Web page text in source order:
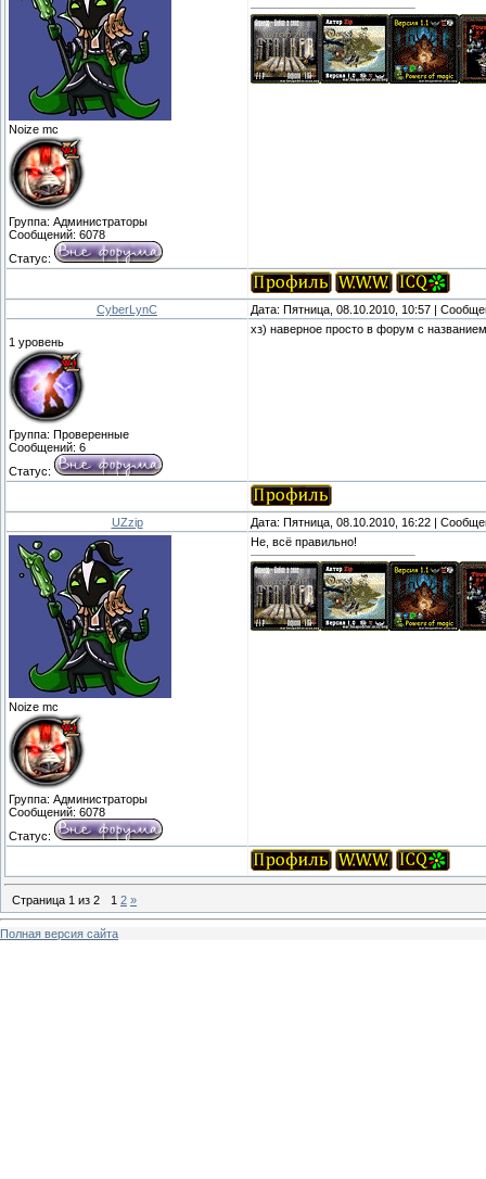
Noize mc
Группа: Администраторы
Сообщений: 6078
Статус:
CyberLynC Дата: Пятница, 08.10.2010, 10:57 |
1 уровень
Группа: Проверенные
Сообщений: 6
Статус:
хз) наверное просто в форум с
UZzip Дата: Пятница, 08.10.2010, 16:22 |
Noize mc
Группа: Администраторы
Сообщений: 6078
Статус:
Не, всё правильно!
Страница 1 из 2 1 2 »
Полная версия сайта